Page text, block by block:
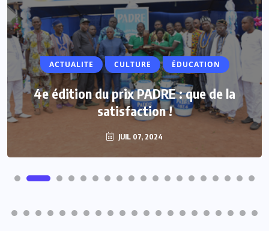
ACTUALITE CULTURE ÉDUCATION
4e édition du prix PADRE : que de la
satisfaction !
JUIL 07, 2024
ACTUALITE
Vacances parlementaires : les députés
renforcent leur proximité avec les
populations
JUIL 07, 2024